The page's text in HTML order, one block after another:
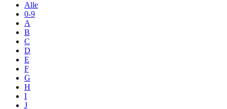
Alle
0-9
A
B
C
D
E
F
G
H
I
J